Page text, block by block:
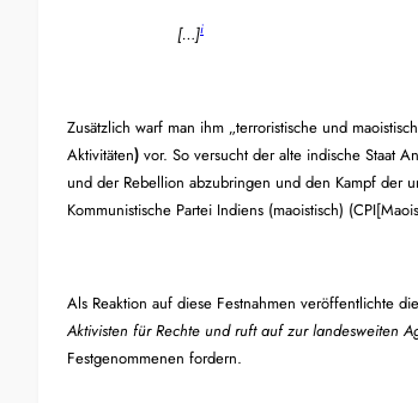
[…]i
Zusätzlich warf man ihm „terroristische und
Aktivitäten) vor. So versucht der alte indische Staat
und der Rebellion abzubringen und den Kampf der
Kommunistische Partei Indiens (maoistisch)
Als Reaktion auf diese Festnahmen veröffentlichte
Aktivisten für Rechte und ruft auf zur landesweiten
Festgenommenen fordern.